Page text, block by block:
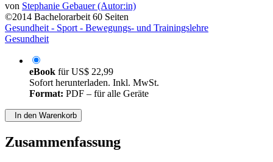
von Stephanie Gebauer (Autor:in)
©2014 Bachelorarbeit 60 Seiten
Gesundheit - Sport - Bewegungs- und Trainingslehre
Gesundheit
eBook fürUS$ 22,99
Sofort herunterladen. Inkl. MwSt.
Format: PDF – für alle Geräte
In den Warenkorb
Zusammenfassung